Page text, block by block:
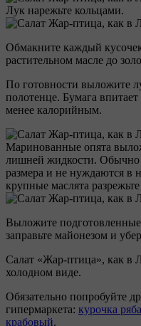
Лук нарежьте кольцами.
Обмакните каждый
растительном масле до
По готовности выложите
полотенце. Бумага
менее калорийным.
Маринованные опята
лишней жидкости. Обычно
размера и не нуждаются в
крупные маслята
Выложите
заправьте майонезом и
Салат «Жар-птица», как в
холодном виде.
Обязательно попробуйте
гипермаркета: курочка ряба
крабовый.